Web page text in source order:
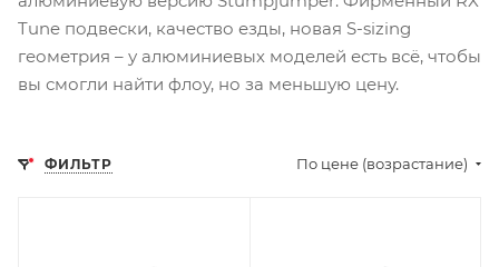
Tune подвески, качество езды, новая S-sizing
геометрия – у алюминиевых моделей есть всё, чтобы
вы смогли найти флоу, но за меньшую цену.
ФИЛЬТР По цене (возрастание)